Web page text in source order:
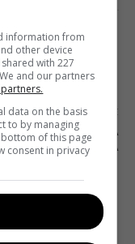
США
Наступна стаття
ЧАС БІЙКИ НА
ЖУРНАЛІСТА
information from
other device
with 227
and our partners
data on the basis
to by managing
of this page
consent in privacy